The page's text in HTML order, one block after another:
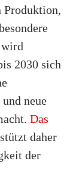
Produktion,
2030 sich
neue
Das
daher
der